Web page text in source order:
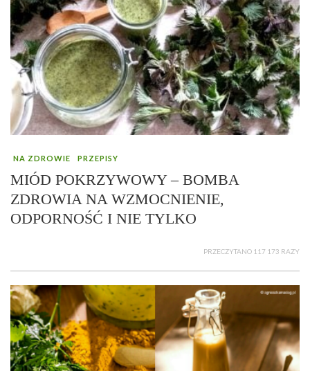
NA ZDROWIE PRZEPISY
MIÓD POKRZYWOWY – BOMBA
ZDROWIA NA WZMOCNIENIE,
ODPORNOŚĆ I NIE TYLKO
PRZECZYTANO 117 173 RAZY